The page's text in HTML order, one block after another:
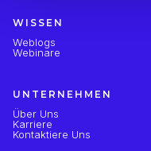
WISSEN
Weblogs
Webinare
UNTERNEHMEN
Über Uns
Karriere
Kontaktiere Uns